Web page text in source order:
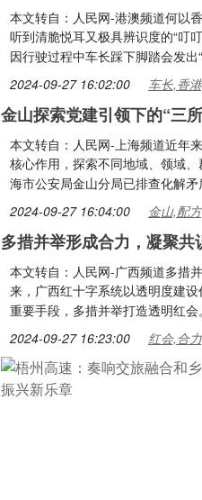
本文转自：人民网-港澳频道何以
听到清脆悦耳又极具辨识度的“叮
因行驶过程中车长踩下脚踏会发出
2024-09-27 16:02:00 车长,香
金山探索党建引领下的“三
本文转自：人民网-上海频道近年
核心作用，探索不同地域、领域
海市公安局金山分局已排查化解
2024-09-27 16:04:00 金山,配
多措并举形成合力，凝聚共
本文转自：人民网-广西频道多措
来，广西红十字系统以透明度建
重要手段，多措并举打造透明红
2024-09-27 16:23:00 红会,合